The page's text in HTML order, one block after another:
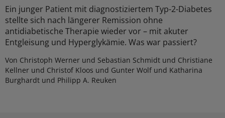
Ein junger Patient mit diagnostiziertem Typ-2-Diabetes
stellte sich nach längerer Remission ohne
antidiabetische Therapie wieder vor – mit akuter
Entgleisung und Hyperglykämie. Was war passiert?
Von Christoph Werner und Sebastian Schmidt und Christiane
Kellner und Christof Kloos und Gunter Wolf und Katharina
Burghardt und Philipp A. Reuken